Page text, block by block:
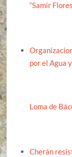
“Samir
por el Agua
Loma de
Cherán